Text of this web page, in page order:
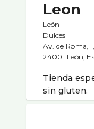
Leon
León
Dulces
Av. de Roma,
24001 León,
Tienda
sin gluten.